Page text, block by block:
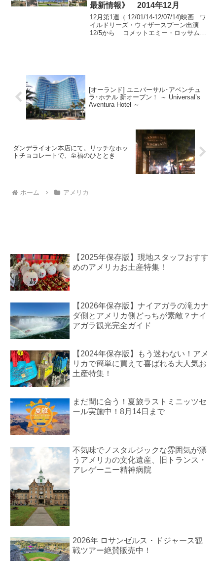
最新情報》 2014年12月
12月第1週（ 12/01/14-12/07/14)映画 ワ
イルドリーズ・ウィザースプーン出演
12/5から コメットエミー・ロッサム出
[オーランド] ユニバーサル･アベンチュ
ラ･ホテル 新オープン！ ～ Universal’s
Aventura Hotel ～
ダンデライオン本店にて。リッチなホッ
トチョコレートで、至福のひととき
ホーム アメリカ
【2025年保存版】現地スタッフおすす
めのアメリカお土産特集！
【2026年保存版】ナイアガラの滝カナ
ダ側とアメリカ側どっちが素敵？ナイ
アガラ観光完全ガイド
【2024年保存版】もう迷わない！アメ
リカで簡単に買えて喜ばれる大人気お
土産特集！
まだ間に合う！夏旅ラストミニッツセ
ール実施中！8月14日まで
不気味でノスタルジックな雰囲気が漂
うアメリカの文化遺産、旧トランス・
アレゲーニー精神病院
2026年 ロサンゼルス・ドジャース観
戦ツアー絶賛販売中！